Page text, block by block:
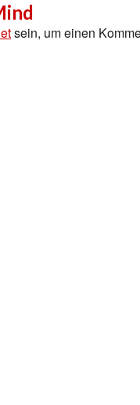
sein, um einen